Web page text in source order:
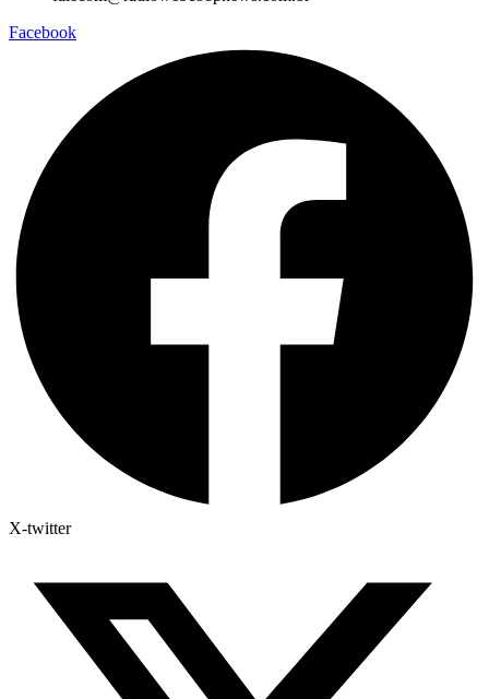
Facebook
X-twitter